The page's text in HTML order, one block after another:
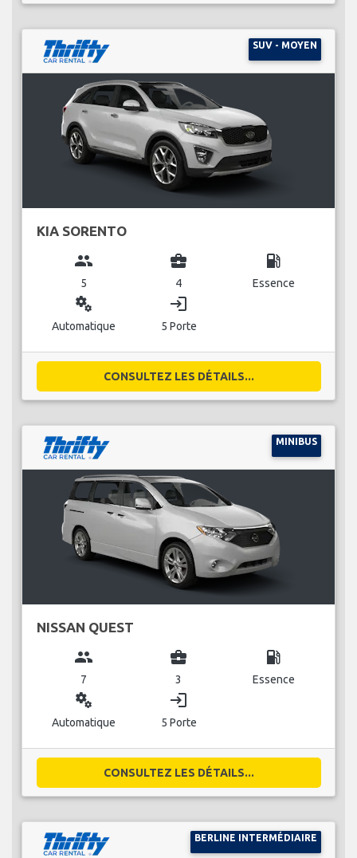
SUV - MOYEN
KIA SORENTO
group
5
business_center
4
local_gas_station
Essence
miscellaneous_services
Automatique
login
5 Porte
CONSULTEZ LES DÉTAILS...
MINIBUS
NISSAN QUEST
group
7
business_center
3
local_gas_station
Essence
miscellaneous_services
Automatique
login
5 Porte
CONSULTEZ LES DÉTAILS...
BERLINE INTERMÉDIAIRE